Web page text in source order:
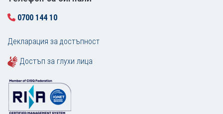
0700 144 10
Декларация за достъпност
Достъп за глухи лица